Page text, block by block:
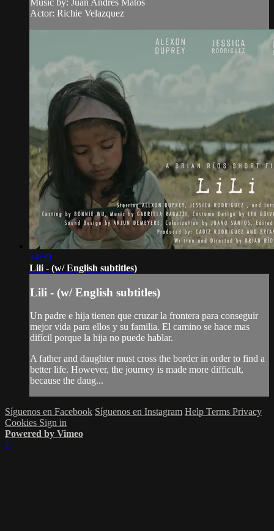
Music by: Juan Andres Matos
Actor: Richie Velazquez
14:59
Lili - (w/ English subtitles)
Lili - (w/ English subtitles)
Un padre e hija tienen que cruzar la frontera para conseguir
mejor vida para ellos y su familia. El camino se hace mas
difícil porque la hija no puede hablar.
A father and daughter must cross the border in order to find a
better life. However, the journey is made more difficult,
because the daug...
Síguenos en Facebook Síguenos en Instagram Help Terms Privacy
Cookies Sign in
Powered by Vimeo
×